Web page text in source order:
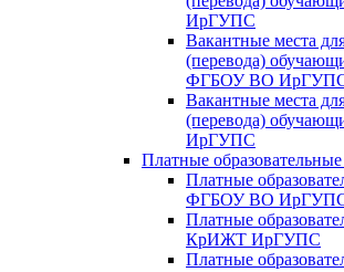
ИрГУПС
Вакантные места
(перевода)
ФГБОУ ВО
Вакантные места
(перевода)
ИрГУПС
Платные образовательные
Платные
ФГБОУ ВО
Платные
КрИЖТ ИрГУПС
Платные